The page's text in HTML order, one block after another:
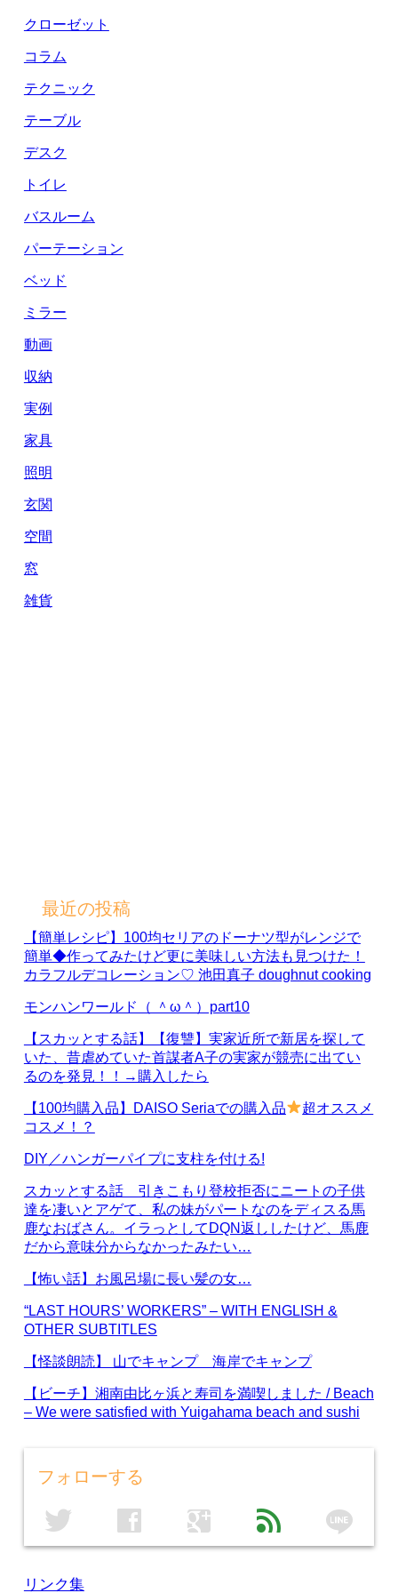
クローゼット
コラム
テクニック
テーブル
デスク
トイレ
バスルーム
パーテーション
ベッド
ミラー
動画
収納
実例
家具
照明
玄関
空間
窓
雑貨
最近の投稿
【簡単レシピ】100均セリアのドーナツ型がレンジで
簡単◆作ってみたけど更に美味しい方法も見つけた！
カラフルデコレーション♡ 池田真子 doughnut cooking
モンハンワールド（ ＾ω＾）part10
【スカッとする話】【復讐】実家近所で新居を探して
いた、昔虐めていた首謀者A子の実家が競売に出てい
るのを発見！！→購入したら
【100均購入品】DAISO Seriaでの購入品
超オススメ
コスメ！？
DIY／ハンガーパイプに支柱を付ける!
スカッとする話 引きこもり登校拒否にニートの子供
達を凄いとアゲて、私の妹がパートなのをディスる馬
鹿なおばさん。イラっとしてDQN返ししたけど、馬鹿
だから意味分からなかったみたい…
【怖い話】お風呂場に長い髪の女…
“LAST HOURS’ WORKERS” – WITH ENGLISH &
OTHER SUBTITLES
【怪談朗読】 山でキャンプ 海岸でキャンプ
【ビーチ】湘南由比ヶ浜と寿司を満喫しました / Beach
– We were satisfied with Yuigahama beach and sushi
フォローする
twitter facebook google feed line
リンク集